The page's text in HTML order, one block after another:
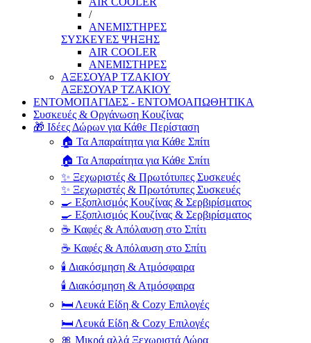
/
ΑΝΕΜΙΣΤΗΡΕΣ
ΣΥΣΚΕΥΕΣ ΨΗΞΗΣ
AIR COOLER
ΑΝΕΜΙΣΤΗΡΕΣ
ΑΞΕΣΟΥΑΡ ΤΖΑΚΙΟΥ
ΑΞΕΣΟΥΑΡ ΤΖΑΚΙΟΥ
ΕΝΤΟΜΟΠΑΓΙΔΕΣ - ΕΝΤΟΜΟΑΠΩΘΗΤΙΚΑ
Συσκευές & Οργάνωση Κουζίνας
🎁 Ιδέες Δώρων για Κάθε Περίσταση
🏠 Τα Απαραίτητα για Κάθε Σπίτι
🏠 Τα Απαραίτητα για Κάθε Σπίτι
✨ Ξεχωριστές & Πρωτότυπες Συσκευές
✨ Ξεχωριστές & Πρωτότυπες Συσκευές
🍳 Εξοπλισμός Κουζίνας & Σερβιρίσματος
🍳 Εξοπλισμός Κουζίνας & Σερβιρίσματος
☕ Καφές & Απόλαυση στο Σπίτι
☕ Καφές & Απόλαυση στο Σπίτι
🕯️ Διακόσμηση & Ατμόσφαιρα
🕯️ Διακόσμηση & Ατμόσφαιρα
🛏️ Λευκά Είδη & Cozy Επιλογές
🛏️ Λευκά Είδη & Cozy Επιλογές
🎀 Μικρά αλλά Ξεχωριστά Δώρα